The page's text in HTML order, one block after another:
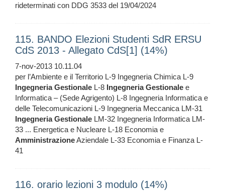
rideterminati con DDG 3533 del 19/04/2024
115. BANDO Elezioni Studenti SdR ERSU
CdS 2013 - Allegato CdS[1] (14%)
7-nov-2013 10.11.04
per l’Ambiente e il Territorio L-9 Ingegneria Chimica L-9
Ingegneria Gestionale L-8 Ingegneria Gestionale e
Informatica – (Sede Agrigento) L-8 Ingegneria Informatica e
delle Telecomunicazioni L-9 Ingegneria Meccanica LM-31
Ingegneria Gestionale LM-32 Ingegneria Informatica LM-
33 ... Energetica e Nucleare L-18 Economia e
AmministrazioneAziendale L-33 Economia e Finanza L-
41
116. orario lezioni 3 modulo (14%)